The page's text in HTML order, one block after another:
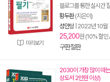
미리보기
블로그를 통한 실시간
황두환(지은이)
성안당| 2022년 10월
25,200원 (10% 할인
구판절판
2030이 가장 많이 따
상도서 2만원 이상)